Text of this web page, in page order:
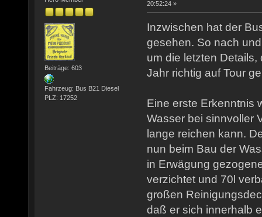
Beiträge: 603
Fahrzeug: Bus B21 Diesel
PLZ: 17252
20:52:24 »
Inzwischen hat der
gesehen. So nach
um die letzten
Jahr richtig auf Tour
Eine erste Erkenntnis
Wasser bei sinnvoller
lange reichen kann.
nun beim Bau der
in Erwägung
verzichtet und 70l
großen
daß er sich innerhalb